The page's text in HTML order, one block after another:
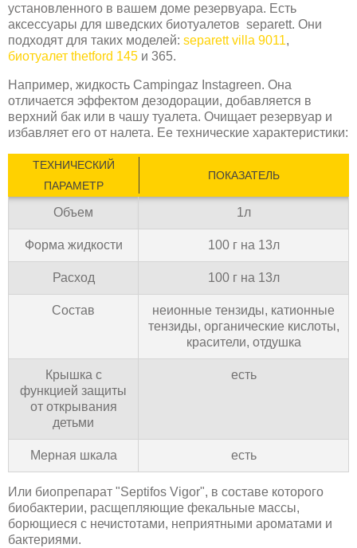
установленного в вашем доме резервуара. Есть
аксессуары для шведских биотуалетов separett. Они
подходят для таких моделей: separett villa 9011,
биотуалет thetford 145 и 365.
Например, жидкость Campingaz Instagreen. Она
отличается эффектом дезодорации, добавляется в
верхний бак или в чашу туалета. Очищает резервуар и
избавляет его от налета. Ее технические характеристики:
ТЕХНИЧЕСКИЙ
ПАРАМЕТР
ПОКАЗАТЕЛЬ
Объем 1л
Форма жидкости 100 г на 13л
Расход 100 г на 13л
Состав
неионные тензиды, катионные
тензиды, органические кислоты,
красители, отдушка
Крышка с
функцией защиты
от открывания
детьми
есть
Мерная шкала есть
Или биопрепарат "Septifos Vigor", в составе которого
биобактерии, расщепляющие фекальные массы,
борющиеся с нечистотами, неприятными ароматами и
бактериями.